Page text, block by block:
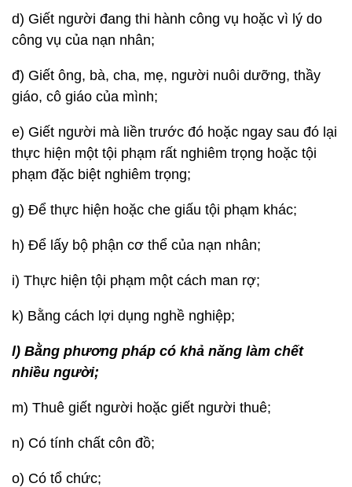
d) Giết người đang thi hành công vụ hoặc vì lý do
công vụ của nạn nhân;
đ) Giết ông, bà, cha, mẹ, người nuôi dưỡng, thầy
giáo, cô giáo của mình;
e) Giết người mà liền trước đó hoặc ngay sau đó lại
thực hiện một tội phạm rất nghiêm trọng hoặc tội
phạm đặc biệt nghiêm trọng;
g) Để thực hiện hoặc che giấu tội phạm khác;
h) Để lấy bộ phận cơ thể của nạn nhân;
i) Thực hiện tội phạm một cách man rợ;
k) Bằng cách lợi dụng nghề nghiệp;
l) Bằng phương pháp có khả năng làm chết
nhiều người;
m) Thuê giết người hoặc giết người thuê;
n) Có tính chất côn đồ;
o) Có tổ chức;